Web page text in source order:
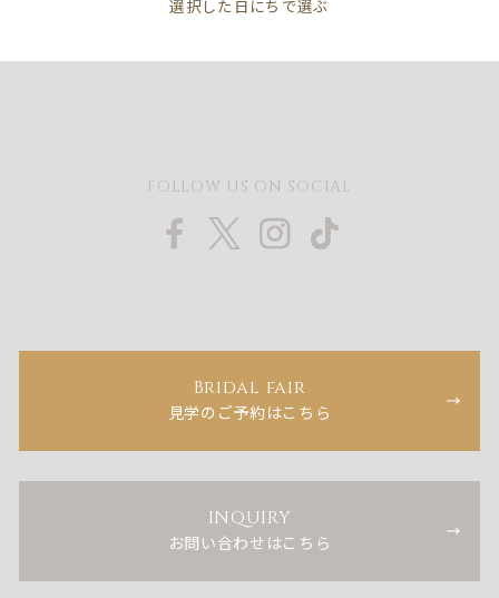
FOLLOW US ON SOCIAL
Bridal fair
見学のご予約はこちら
INQUIRY
お問い合わせはこちら